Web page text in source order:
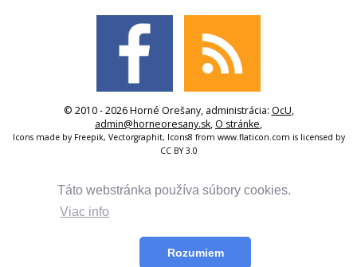
Táto webstránka používa súbory cookies.
Viac info
Rozumiem
© 2010 - 2026 Horné Orešany, administrácia: OcU,
admin@horneoresany.sk, O stránke,
Icons made by Freepik, Vectorgraphit, Icons8 from www.flaticon.com is licensed by
CC BY 3.0